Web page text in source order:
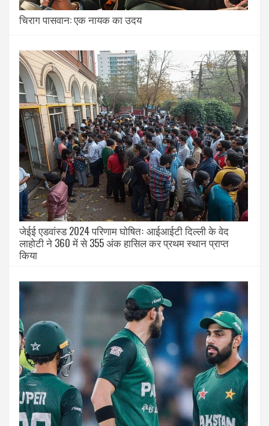
चिराग पासवान: एक नायक का उदय
जेईई एडवांस्ड 2024 परिणाम घोषितः आईआईटी दिल्ली के वेद
लाहोटी ने 360 में से 355 अंक हासिल कर प्रथम स्थान प्राप्त
किया